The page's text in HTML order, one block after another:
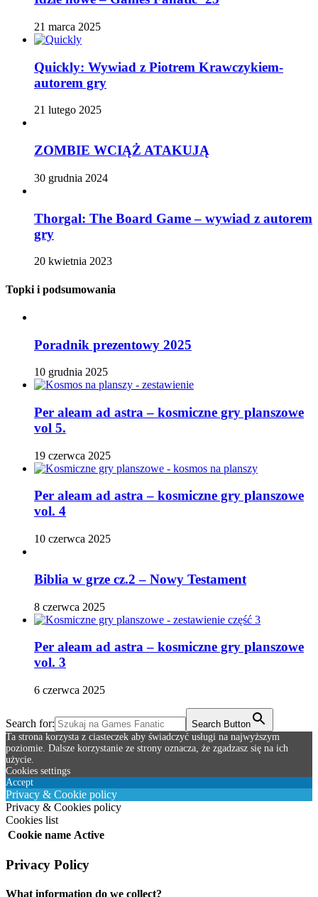
21 marca 2025
Quickly: Wywiad z Piotrem Krawczykiem-
autorem gry
21 lutego 2025
ZOMBIE WCIĄŻ ATAKUJĄ
30 grudnia 2024
Thorgal: The Board Game – wywiad z autorem
gry
20 kwietnia 2023
Topki i podsumowania
Poradnik prezentowy 2025
10 grudnia 2025
Per aleam ad astra – kosmiczne gry planszowe
vol 5.
19 czerwca 2025
Per aleam ad astra – kosmiczne gry planszowe
vol. 4
10 czerwca 2025
Biblia w grze cz.2 – Nowy Testament
8 czerwca 2025
Per aleam ad astra – kosmiczne gry planszowe
vol. 3
6 czerwca 2025
Search for:
Search Button
Ta strona korzysta z ciasteczek aby świadczyć usługi na najwyższym
poziomie. Dalsze korzystanie ze strony oznacza, że zgadzasz się na ich
użycie.
Cookies settings
Accept
Privacy & Cookie policy
Privacy & Cookies policy
Cookies list
Cookie name Active
Privacy Policy
What information do we collect?